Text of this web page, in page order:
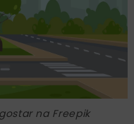
na Freepik